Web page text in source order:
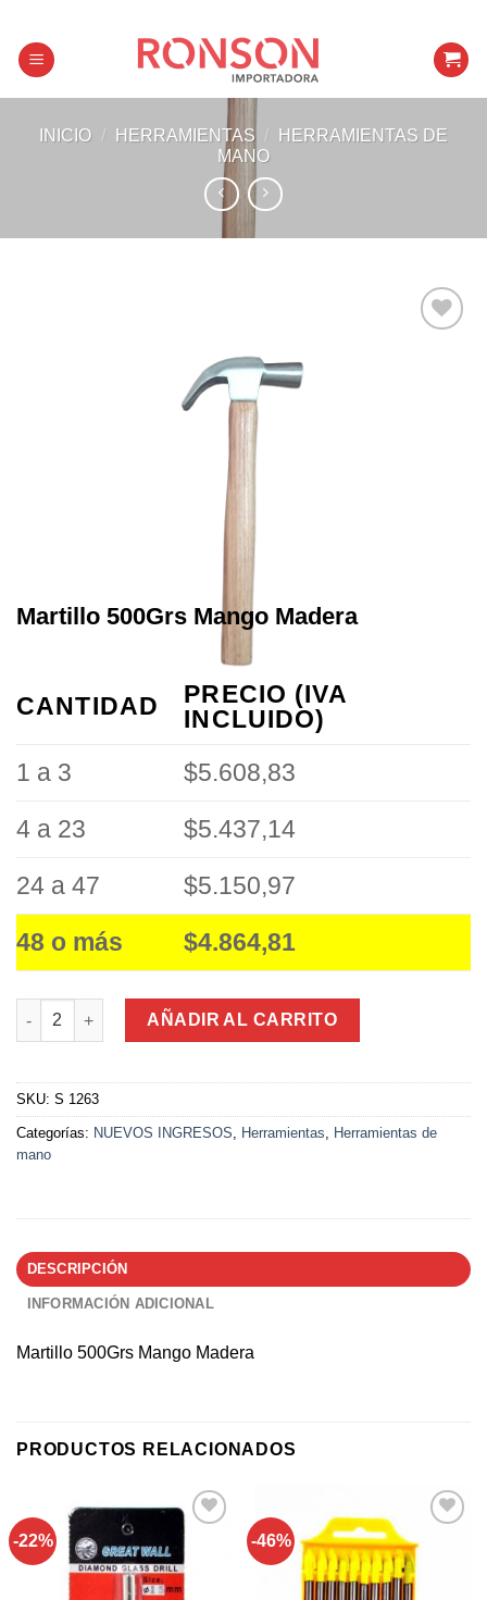
content
INICIO / HERRAMIENTAS /
HERRAMIENTAS DE
MANO
Martillo 500Grs Mango Madera
CANTIDAD
PRECIO (IVA
INCLUIDO)
1 a 3
$5.608,83
4 a 23 $5.437,14
24 a 47 $5.150,97
48 o más $4.864,81
Martillo 500Grs Mango Madera cantidad
AÑADIR AL CARRITO
SKU: S 1263
Categorías: NUEVOS INGRESOS Herramientas
Herramientas de
mano
DESCRIPCIÓN
INFORMACIÓN ADICIONAL
Martillo 500Grs Mango Madera
PRODUCTOS RELACIONADOS
-22%
Añadir a
favoritos
-46%
Añadir a
favoritos